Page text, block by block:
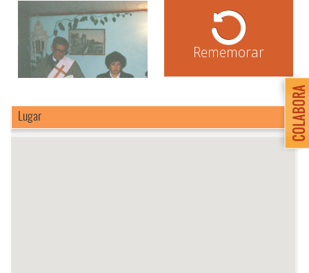
Rememorar
Lugar